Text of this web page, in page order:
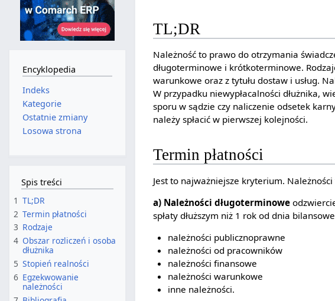
TL;DR
Należność to prawo do otrzymania
długoterminowe i krótkoterminowe.
warunkowe oraz z tytułu dostaw i usług.
W przypadku niewypłacalności dłużnika,
sporu w sądzie czy naliczenie odsetek
należy spłacić w pierwszej kolejności.
Termin płatności
Jest to najważniejsze kryterium.
a) Należności długoterminowe
spłaty dłuższym niż 1 rok od dnia
należności publicznoprawne
należności od pracowników
należności finansowe
należności warunkowe
inne należności.
Encyklopedia
Indeks
Kategorie
Ostatnie zmiany
Losowa strona
Spis treści
1 TL;DR
2 Termin płatności
3 Rodzaje
4 Obszar rozliczeń i osoba
dłużnika
5 Stopień realności
6 Egzekwowanie
należności